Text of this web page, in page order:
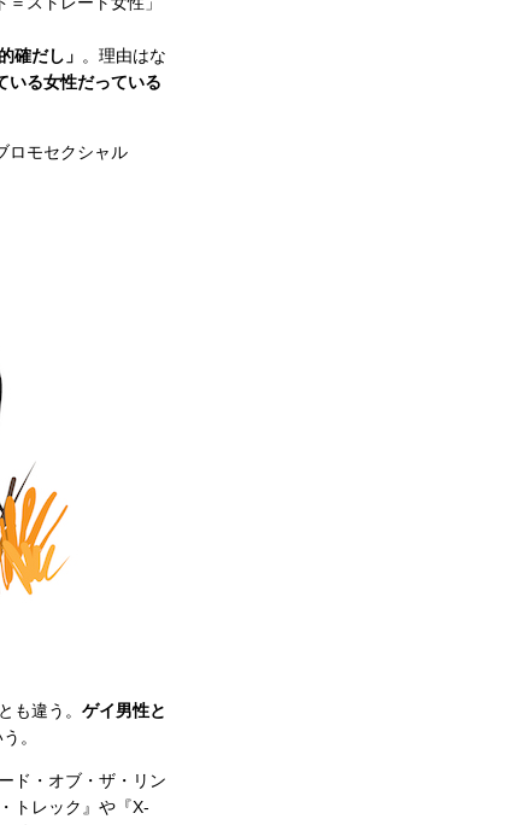
確だし」 。理由はな
いる女性だっている
ロモセクシャル
も違う。 ゲイ男性と
。
ド・オブ・ザ・リン
トレック』や『X-